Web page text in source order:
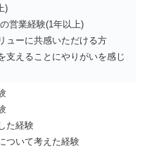
)
営業経験(1年以上)
ューに共感いただける方
支えることにやりがいを感じ
た経験
ついて考えた経験